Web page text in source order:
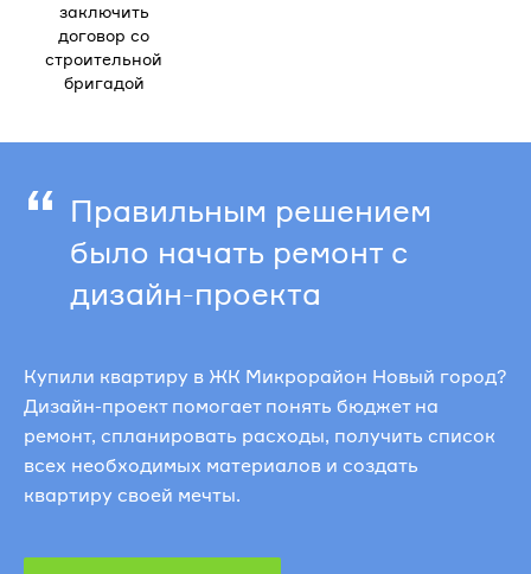
заключить
договор со
строительной
бригадой
“ Правильным решением
было начать ремонт с
дизайн-проекта
Купили квартиру в ЖК Микрорайон Новый город?
Дизайн-проект помогает понять бюджет на
ремонт, спланировать расходы, получить список
всех необходимых материалов и создать
квартиру своей мечты.